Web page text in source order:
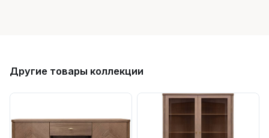
Другие товары коллекции